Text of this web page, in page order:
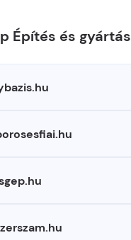
Építés és gyártás